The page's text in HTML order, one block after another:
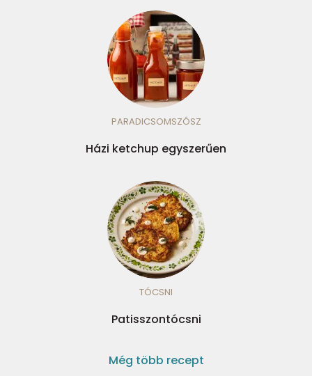
PARADICSOMSZÓSZ
Házi ketchup egyszerűen
TÓCSNI
Patisszontócsni
Még több recept